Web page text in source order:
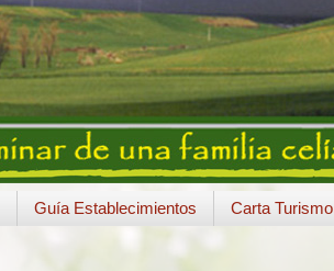
Guía Establecimientos Carta Turismo